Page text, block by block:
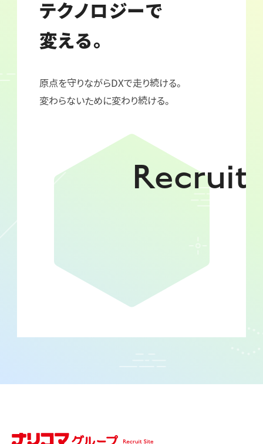
テクノロジーで
変える。
原点を守りながらDXで走り続ける。
変わらないために変わり続ける。
Recruit